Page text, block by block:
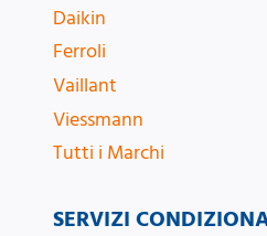
Daikin
Ferroli
Vaillant
Viessmann
Tutti i Marchi
SERVIZI